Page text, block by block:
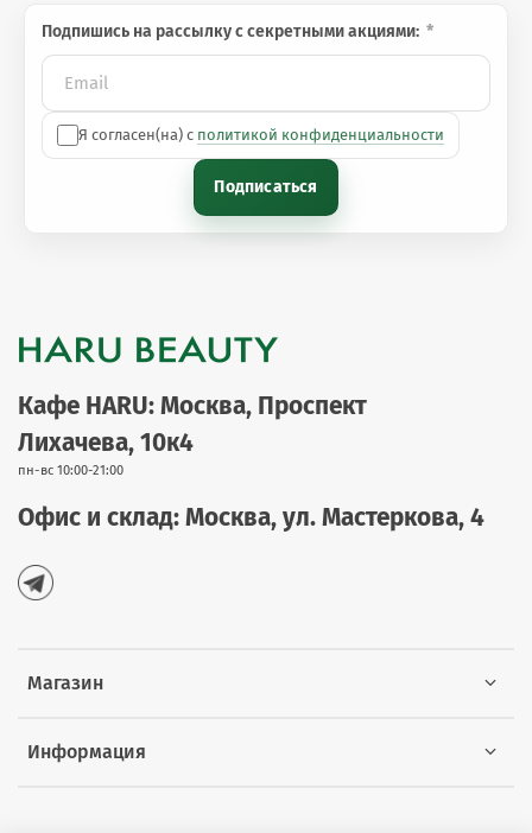
Подпишись на рассылку с секретными акциями:
Я согласен(на) с политикой конфиденциальности
Подписаться
Магазин
Информация
Кафе HARU: Москва, Проспект
Лихачева, 10к4
пн-вс 10:00-21:00
Офис и склад: Москва, ул. Мастеркова, 4